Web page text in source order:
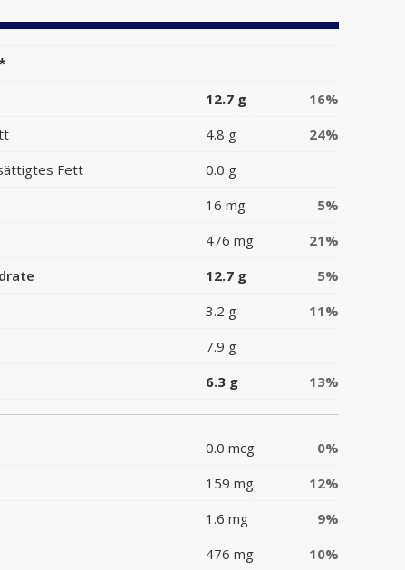
12.7 g
16%
4.8 g
24%
Fett
0.0 g
16 mg
5%
476 mg
21%
12.7 g
5%
3.2 g
11%
7.9 g
6.3 g 13%
0.0 mcg
0%
159 mg
12%
1.6 mg
9%
476 mg 10%